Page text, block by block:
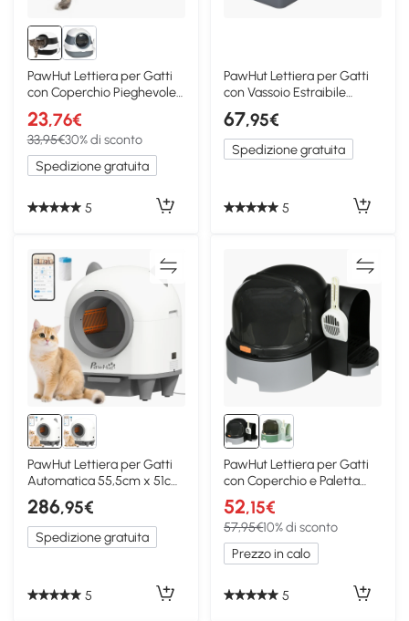
PawHut Lettiera per Gatti
con Coperchio Pieghevole
e Paletta Nero
23,76€
33,95€30% di sconto
Spedizione gratuita
5
PawHut Lettiera per Gatti
con Vassoio Estraibile
Grigio Scuro
67,95€
Spedizione gratuita
5
PawHut Lettiera per Gatti
Automatica 55,5cm x 51cm
x 60cm Bianco
286,95€
Spedizione gratuita
5
PawHut Lettiera per Gatti
con Coperchio e Paletta
Grigio Scuro
52,15€
57,95€10% di sconto
Prezzo in calo
5